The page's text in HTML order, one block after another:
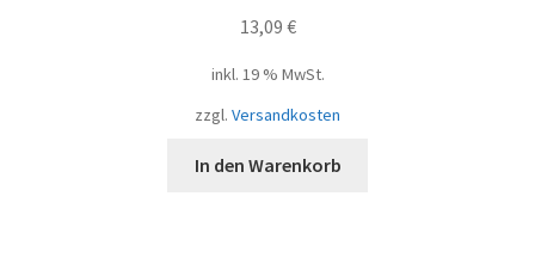
13,09 €
inkl. 19 % MwSt.
zzgl. Versandkosten
In den Warenkorb